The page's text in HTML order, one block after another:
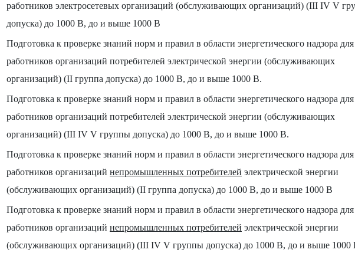
работников электросетевых организаций (обслуживающих организаций) (III IV V
допуска) до 1000 В, до и выше 1000 В
Подготовка к проверке знаний норм и правил в области энергетического надзора для
работников организаций потребителей электрической энергии (обслуживающих
организаций) (II группа допуска) до 1000 В, до и выше 1000 В.
Подготовка к проверке знаний норм и правил в области энергетического надзора для
работников организаций потребителей электрической энергии (обслуживающих
организаций) (III IV V группы допуска) до 1000 В, до и выше 1000 В.
Подготовка к проверке знаний норм и правил в области энергетического надзора для
работников организаций непромышленных потребителей электрической энергии
(обслуживающих организаций) (II группа допуска) до 1000 В, до и выше 1000 В
Подготовка к проверке знаний норм и правил в области энергетического надзора для
работников организаций непромышленных потребителей электрической энергии
(обслуживающих организаций) (III IV V группы допуска) до 1000 В, до и выше 1000